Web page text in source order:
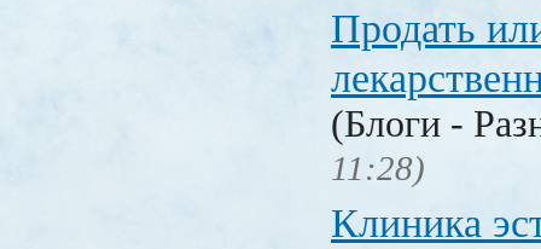
Продать
(Блоги -
11:28)
Клиника